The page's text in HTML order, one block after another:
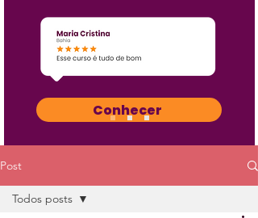
Conhecer
Post
Todos posts